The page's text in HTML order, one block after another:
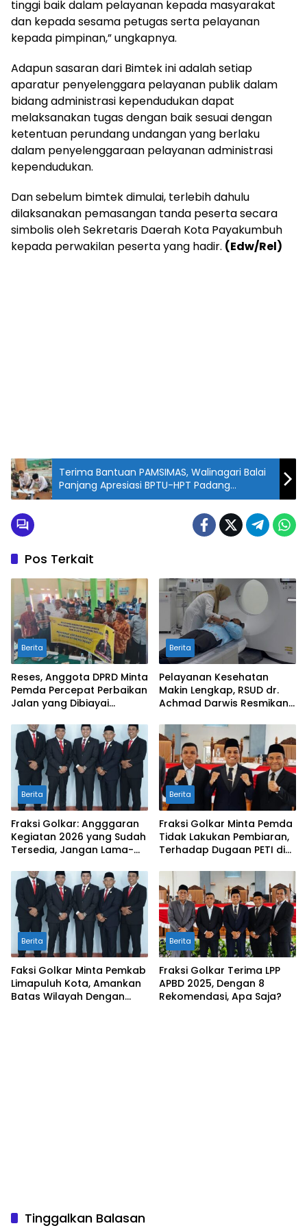
tinggi baik dalam pelayanan kepada masyarakat
dan kepada sesama petugas serta pelayanan
kepada pimpinan,” ungkapnya.
Adapun sasaran dari Bimtek ini adalah setiap
aparatur penyelenggara pelayanan publik dalam
bidang administrasi kependudukan dapat
melaksanakan tugas dengan baik sesuai dengan
ketentuan perundang undangan yang berlaku
dalam penyelenggaraan pelayanan administrasi
kependudukan.
Dan sebelum bimtek dimulai, terlebih dahulu
dilaksanakan pemasangan tanda peserta secara
simbolis oleh Sekretaris Daerah Kota Payakumbuh
kepada perwakilan peserta yang hadir. (Edw/Rel)
Terima Bantuan PAMSIMAS, Walinagari Balai
Panjang Apresiasi BPTU-HPT Padang
Mengatas
Pos Terkait
Berita
Reses, Anggota DPRD Minta
Pemda Percepat Perbaikan
Jalan yang Dibiayai
Berita
Pelayanan Kesehatan
Makin Lengkap, RSUD dr.
Achmad Darwis Resmikan
Berita
Fraksi Golkar: Angggaran
Kegiatan 2026 yang Sudah
Tersedia, Jangan Lama-
Daerah
Berita
Fraksi Golkar Minta Pemda
Tidak Lakukan Pembiaran,
Terhadap Dugaan PETI di
Berita
Faksi Golkar Minta Pemkab
Limapuluh Kota, Amankan
Batas Wilayah Dengan
Berita
Fraksi Golkar Terima LPP
APBD 2025, Dengan 8
Rekomendasi, Apa Saja?
Tinggalkan Balasan